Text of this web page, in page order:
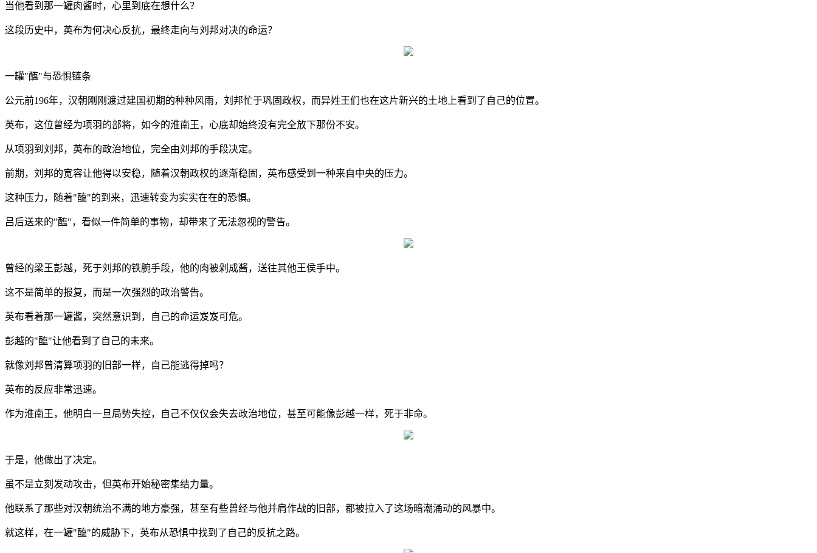
当他看到那一罐肉酱时，心里到底在想什么？
这段历史中，英布为何决心反抗，最终走向与刘邦对决的命运？
一罐"醢"与恐惧链条
公元前196年，汉朝刚刚渡过建国初期的种种风雨，刘邦忙于巩固政权，而异姓王们也在这片新兴的土地上看到了自己的位置。
英布，这位曾经为项羽的部将，如今的淮南王，心底却始终没有完全放下那份不安。
从项羽到刘邦，英布的政治地位，完全由刘邦的手段决定。
前期，刘邦的宽容让他得以安稳，随着汉朝政权的逐渐稳固，英布感受到一种来自中央的压力。
这种压力，随着"醢"的到来，迅速转变为实实在在的恐惧。
吕后送来的"醢"，看似一件简单的事物，却带来了无法忽视的警告。
曾经的梁王彭越，死于刘邦的铁腕手段，他的肉被剁成酱，送往其他王侯手中。
这不是简单的报复，而是一次强烈的政治警告。
英布看着那一罐酱，突然意识到，自己的命运岌岌可危。
彭越的"醢"让他看到了自己的未来。
就像刘邦曾清算项羽的旧部一样，自己能逃得掉吗？
英布的反应非常迅速。
作为淮南王，他明白一旦局势失控，自己不仅仅会失去政治地位，甚至可能像彭越一样，死于非命。
于是，他做出了决定。
虽不是立刻发动攻击，但英布开始秘密集结力量。
他联系了那些对汉朝统治不满的地方豪强，甚至有些曾经与他并肩作战的旧部，都被拉入了这场暗潮涌动的风暴中。
就这样，在一罐"醢"的威胁下，英布从恐惧中找到了自己的反抗之路。